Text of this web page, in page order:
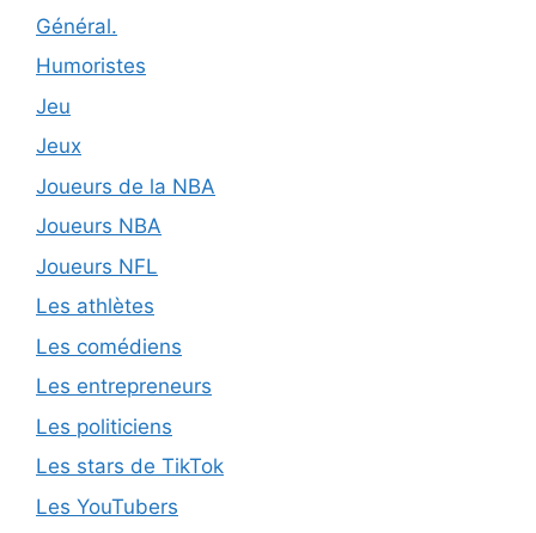
Général.
Humoristes
Jeu
Jeux
Joueurs de la NBA
Joueurs NBA
Joueurs NFL
Les athlètes
Les comédiens
Les entrepreneurs
Les politiciens
Les stars de TikTok
Les YouTubers